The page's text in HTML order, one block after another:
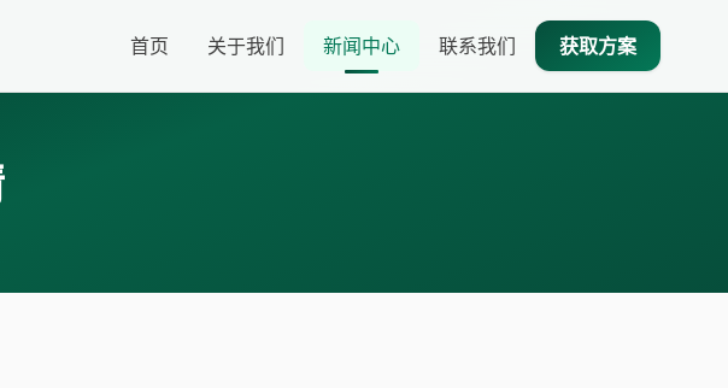
首页 关于我们 新闻中心 联系我们 获取方案